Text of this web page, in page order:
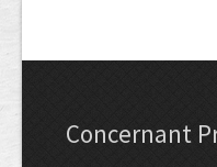
Concernant